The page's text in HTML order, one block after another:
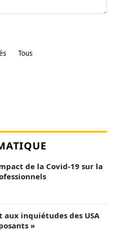
Tous
de la Covid-19 sur la
inquiétudes des USA
»